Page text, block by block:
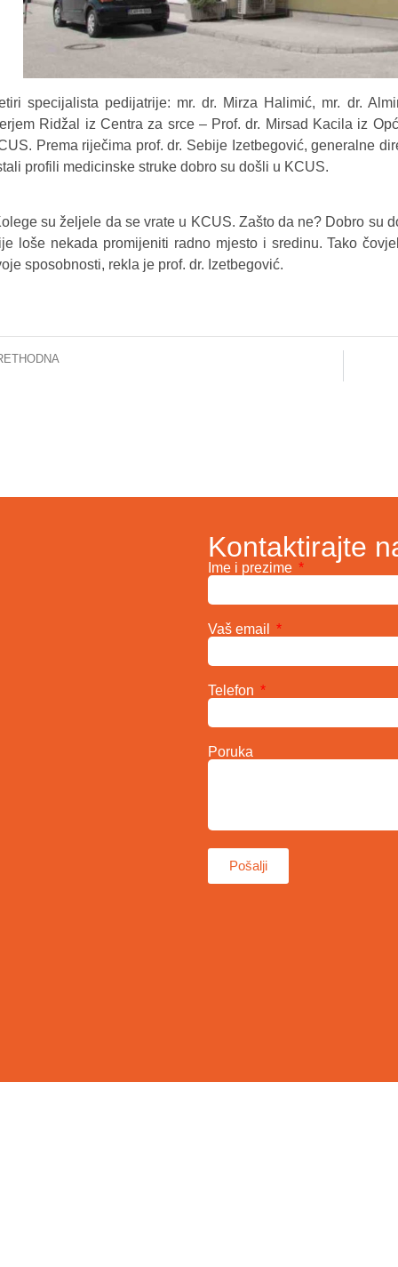
specijalista pedijatrije: mr. dr. Mirza Halimić, mr. dr.
Ridžal iz Centra za srce – Prof. dr. Mirsad Kacila iz
Prema riječima prof. dr. Sebije Izetbegović, generalne
profili medicinske struke dobro su došli u KCUS.
su željele da se vrate u KCUS. Zašto da ne? Dobro su
loše nekada promijeniti radno mjesto i sredinu. Tako
sposobnosti, rekla je prof. dr. Izetbegović.
Kontaktirajte
Ime i prezime
Vaš email
Telefon
Poruka
Pošalji